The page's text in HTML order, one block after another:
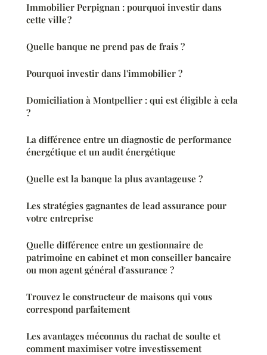
Immobilier Perpignan : pourquoi investir dans
cette ville ?
Quelle banque ne prend pas de frais ?
Pourquoi investir dans l'immobilier ?
Domiciliation à Montpellier : qui est éligible à cela
?
La différence entre un diagnostic de performance
énergétique et un audit énergétique
Quelle est la banque la plus avantageuse ?
Les stratégies gagnantes de lead assurance pour
votre entreprise
Quelle différence entre un gestionnaire de
patrimoine en cabinet et mon conseiller bancaire
ou mon agent général d'assurance ?
Trouvez le constructeur de maisons qui vous
correspond parfaitement
Les avantages méconnus du rachat de soulte et
comment maximiser votre investissement